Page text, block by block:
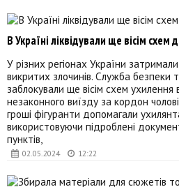
02.05.2024 12:22
В Україні ліквідували ще вісім схем
У різних регіонах України затримали
викритих злочинів. Служба безпеки
заблокували ще вісім схем ухилення
незаконного виїзду за кордон
гроші фігуранти допомагали
використовуючи підроблені
пунктів,